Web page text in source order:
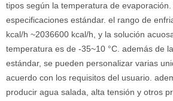
tipos según la temperatura de
especificaciones estándar. el rango de
kcal/h ~2036600 kcal/h, y la solución
temperatura es de -35~10 °C. además de
estándar, se pueden personalizar varias
acuerdo con los requisitos del usuario.
producir agua salada, alta tensión y otros